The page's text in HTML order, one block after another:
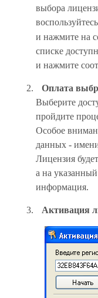
выбора
и нажмите на
списке
и нажмите
Оплата
Выберите
пройдите
Особое
данных -
Лицензия
а на
информация.
Активация